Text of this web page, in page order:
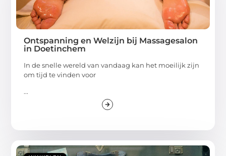
Ontspanning en Welzijn bij Massagesalon
in Doetinchem
In de snelle wereld van vandaag kan het moeilijk zijn
om tijd te vinden voor
...